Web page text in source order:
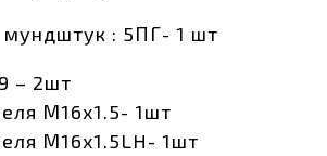
: 5ПГ- 1 шт
– 2шт
М16х1.5- 1шт
М16х1.5LH- 1шт